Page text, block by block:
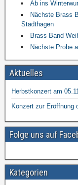
Ab ins
Nächste Brass
Stadthagen
Brass Band
Nächste Probe
Aktuelles
Herbstkonzert am
Konzert zur Eröffnung
Folge uns auf
Kategorien